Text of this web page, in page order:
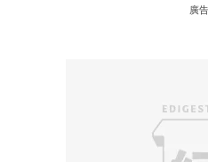
廣告